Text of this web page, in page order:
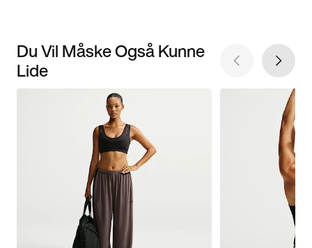
Du Vil Måske Også Kunne
Lide